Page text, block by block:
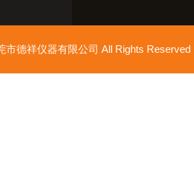
市德祥仪器有限公司 All Rights